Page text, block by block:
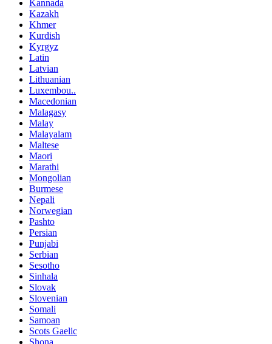
Kannada
Kazakh
Khmer
Kurdish
Kyrgyz
Latin
Latvian
Lithuanian
Luxembou..
Macedonian
Malagasy
Malay
Malayalam
Maltese
Maori
Marathi
Mongolian
Burmese
Nepali
Norwegian
Pashto
Persian
Punjabi
Serbian
Sesotho
Sinhala
Slovak
Slovenian
Somali
Samoan
Scots Gaelic